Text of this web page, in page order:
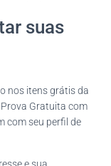
suas
nos itens grátis da
Prova Gratuita com
com seu perfil de